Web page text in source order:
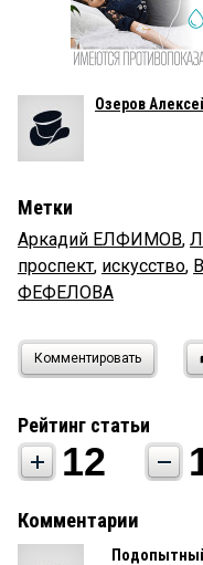
Озеров
Метки
Аркадий ЕЛФИМОВ,
проспект, искусство,
ФЕФЕЛОВА
Комментировать
Рейтинг статьи
12
Комментарии